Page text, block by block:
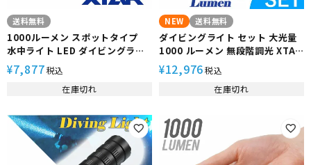
送料無料
1000ルーメン スポットタイプ
水中ライト LED ダイビングライ
ト 充電式 50ｍ防水 XTAR エクス
ター D20 18650バッテリー
【バッテリー・充電器 別売】
¥7,877税込
在庫切れ
NEW 送料無料
ダイビングライト セット 大光量
1000 ルーメン 無段階調光 XTAR
エクスター DS1 水中ライト 防水
LEDライト フラッシュライト 耐
圧 耐久 安全設計 ハンディライト
217000 リチウムイオン電池 充
電器 充電器セット
¥12,976税込
在庫切れ